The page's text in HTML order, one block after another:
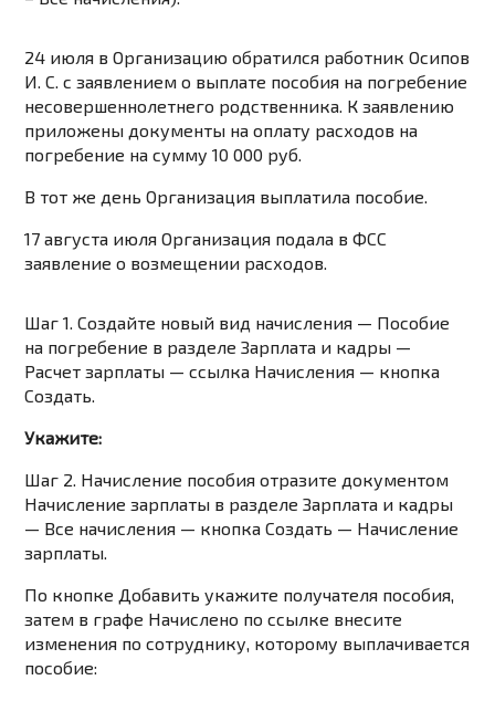
24 июля в Организацию обратился работник Осипов
И. С. с заявлением о выплате пособия на погребение
несовершеннолетнего родственника. К заявлению
приложены документы на оплату расходов на
погребение на сумму 10 000 руб.
В тот же день Организация выплатила пособие.
17 августа июля Организация подала в ФСС
заявление о возмещении расходов.
Шаг 1. Создайте новый вид начисления — Пособие
на погребение в разделе Зарплата и кадры —
Расчет зарплаты — ссылка Начисления — кнопка
Создать.
Укажите:
Шаг 2. Начисление пособия отразите документом
Начисление зарплаты в разделе Зарплата и кадры
— Все начисления — кнопка Создать — Начисление
зарплаты.
По кнопке Добавить укажите получателя пособия,
затем в графе Начислено по ссылке внесите
изменения по сотруднику, которому выплачивается
пособие: